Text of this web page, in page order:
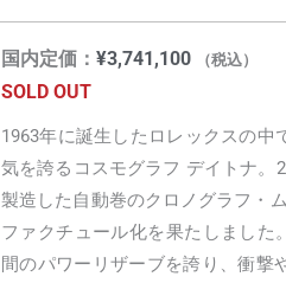
国内定価： ¥3,741,100 （税込）
SOLD OUT
1963年に誕生したロレックスの
気を誇るコスモグラフ デイトナ。
製造した自動巻のクロノグラフ・
ファクチュール化を果たしました
間のパワーリザーブを誇り、衝撃